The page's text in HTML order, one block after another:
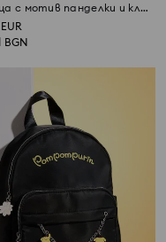
Раница с мотив панделки и ключодържател
EUR
BGN